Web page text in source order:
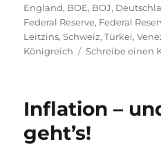
am
England, BOE, BOJ,
Federal Reserve, Federal
Leitzins,Schweiz,Türkei,
Königreich
Schreibe einen
Inflation –
geht’s!